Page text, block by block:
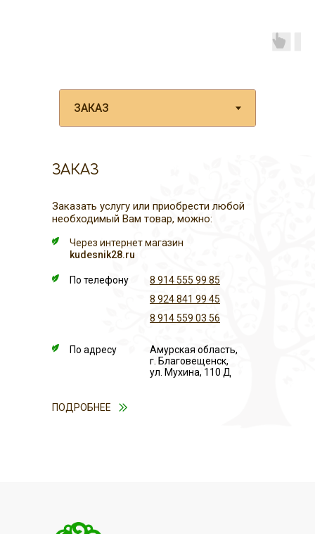
ЗАКАЗ
Амурская область,
г. Благовещенск,
ул. Мухина, 110 Д
8 914 555 99 85
8 924 841 99 45
По телефону
По адресу
8 914 559 03 56
Через интернет магазин
kudesnik28.ru
Заказать услугу или приобрести любой
необходимый Вам товар, можно:
ПОДРОБНЕЕ